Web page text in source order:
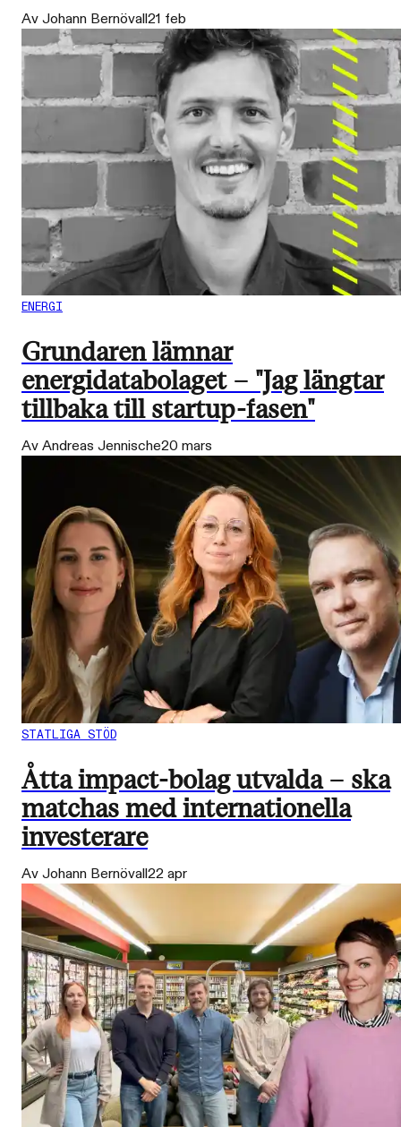
Av Johann Bernövall21 feb
ENERGI
Grundaren lämnar
energidatabolaget – "Jag längtar
tillbaka till startup-fasen"
Av Andreas Jennische20 mars
STATLIGA STÖD
Åtta impact-bolag utvalda – ska
matchas med internationella
investerare
Av Johann Bernövall22 apr